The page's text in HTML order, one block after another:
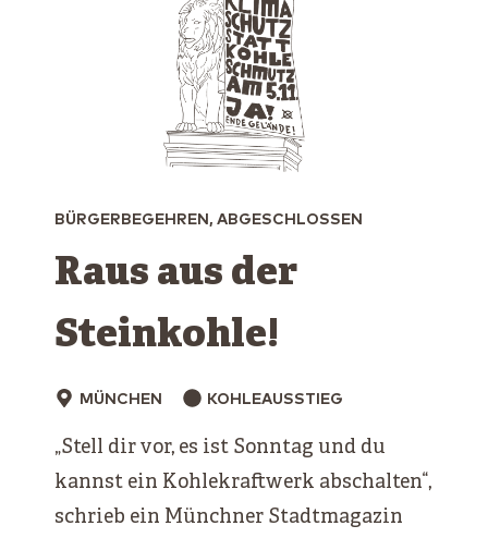
BÜRGERBEGEHREN, ABGESCHLOSSEN
Raus aus der
Steinkohle!
MÜNCHEN KOHLEAUSSTIEG
„Stell dir vor, es ist Sonntag und du
kannst ein Kohlekraftwerk abschalten“,
schrieb ein Münchner Stadtmagazin